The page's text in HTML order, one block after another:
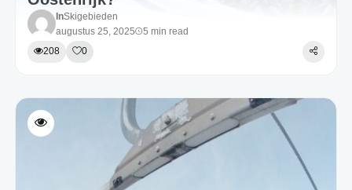
InSkigebieden
augustus 25, 2025
5 min read
208
0